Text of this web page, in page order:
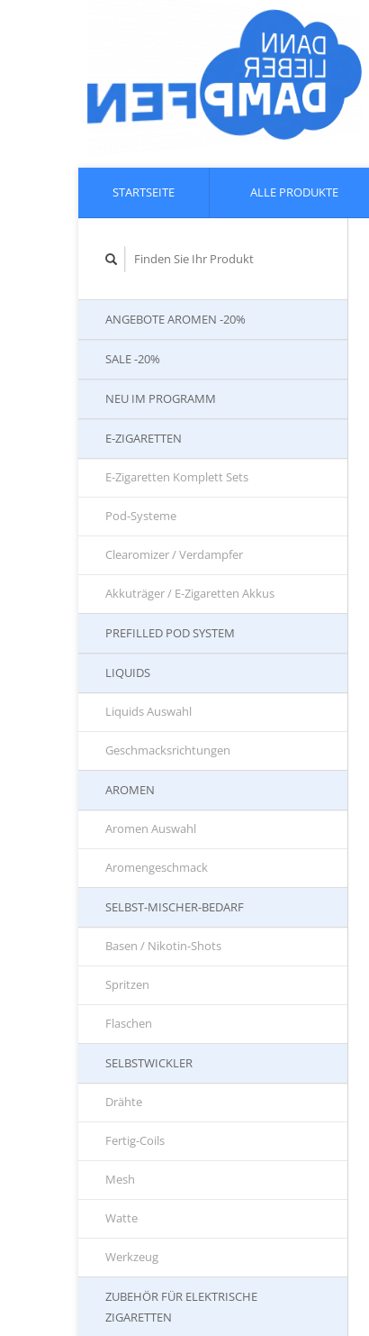
STARTSEITE ALLE PRODUKTE
ANGEBOTE AROMEN -20%
SALE -20%
NEU IM PROGRAMM
E-ZIGARETTEN
E-Zigaretten Komplett Sets
Pod-Systeme
Clearomizer / Verdampfer
Akkuträger / E-Zigaretten Akkus
PREFILLED POD SYSTEM
LIQUIDS
Liquids Auswahl
Geschmacksrichtungen
AROMEN
Aromen Auswahl
Aromengeschmack
SELBST-MISCHER-BEDARF
Basen / Nikotin-Shots
Spritzen
Flaschen
SELBSTWICKLER
Drähte
Fertig-Coils
Mesh
Watte
Werkzeug
ZUBEHÖR FÜR ELEKTRISCHE
ZIGARETTEN